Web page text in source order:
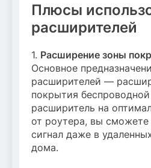
Плюсы
расширителей
1. Расширение зоны
Основное
расширителей —
покрытия
расширитель на
от роутера, вы сможете
сигнал даже в
дома.